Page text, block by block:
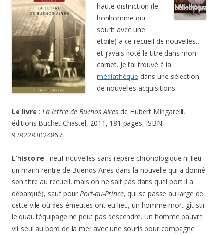
haute distinction (le
bonhomme qui
sourit avec une
étoile) à ce recueil de nouvelles…
et j’avais noté le titre dans mon
carnet. Je l’ai trouvé à la
médiathèque dans une sélection
de nouvelles acquisitions.
Le livre : La lettre de Buenos Aires de Hubert Mingarelli,
éditions Buchet Chastel, 2011, 181 pages, ISBN
9782283024867.
L’histoire : neuf nouvelles sans repère chronologique ni lieu :
un marin rentre de Buenos Aires dans la nouvelle qui a donné
son titre au recueil, mais on ne sait pas dans quel port il a
débarqué), sauf pour Port-au-Prince, qui se passe au large de
cette vile où des émeutes ont eu lieu, un homme mort gît sur
le quai, l’équipage ne peut pas descendre. Un homme pauvre
vit seul au bord de la mer avec une souris pour compagne